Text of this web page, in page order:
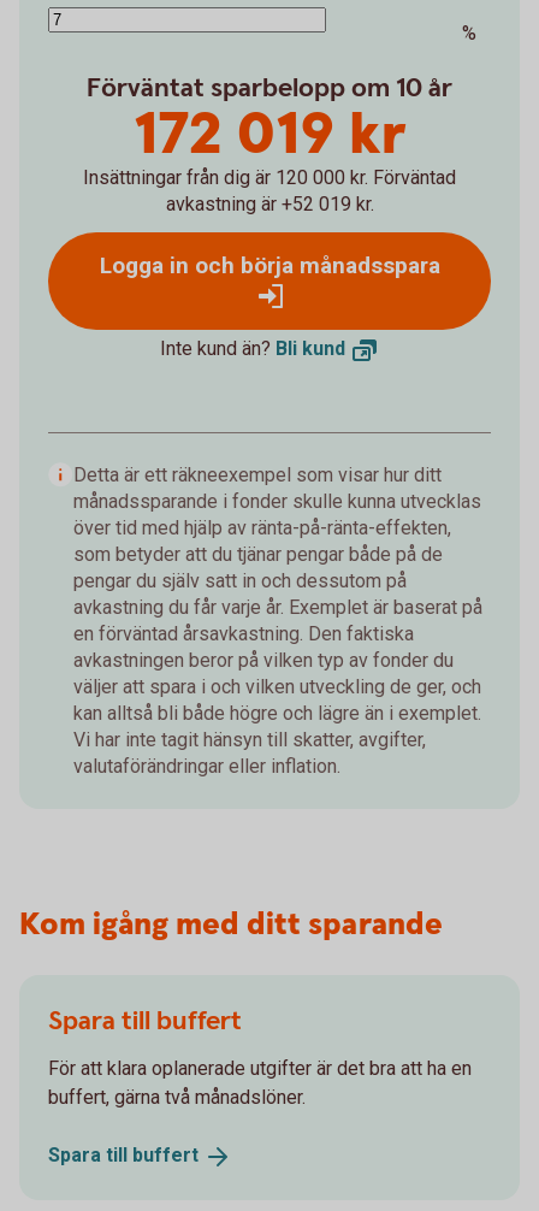
%
Förväntat sparbelopp om 10 år
172 019 kr
Insättningar från dig är 120 000 kr. Förväntad
avkastning är +52 019 kr.
Logga in och börja månadsspara
Inte kund än? Bli kund
Detta är ett räkneexempel som visar hur ditt
månadssparande i fonder skulle kunna utvecklas
över tid med hjälp av ränta-på-ränta-effekten,
som betyder att du tjänar pengar både på de
pengar du själv satt in och dessutom på
avkastning du får varje år. Exemplet är baserat på
en förväntad årsavkastning. Den faktiska
avkastningen beror på vilken typ av fonder du
väljer att spara i och vilken utveckling de ger, och
kan alltså bli både högre och lägre än i exemplet.
Vi har inte tagit hänsyn till skatter, avgifter,
valutaförändringar eller inflation.
Kom igång med ditt sparande
Spara till buffert
För att klara oplanerade utgifter är det bra att ha en
buffert, gärna två månadslöner.
Spara till buffert